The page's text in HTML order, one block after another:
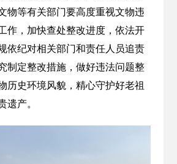
物等有关部门要高度重视文物违
作，加快查处整改进度，依法开
依纪对相关部门和责任人员追责
制定整改措施，做好违法问题整
历史环境风貌，精心守护好老祖
遗产。